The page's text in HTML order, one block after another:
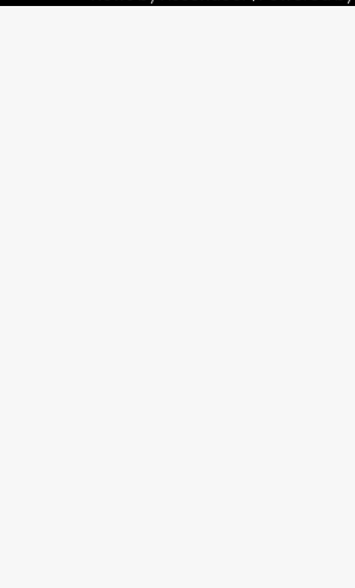
Team JHJ